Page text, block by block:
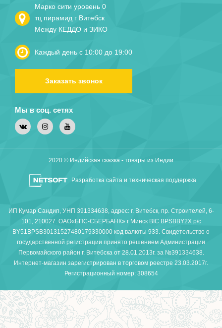
Марко сити уровень 0
тц пирамид г Витебск
Между КЕДДО и ЗИКО
Каждый день с 10:00 до 19:00
Заказать звонок
Мы в соц. сетях
Разработка сайта и техническая поддержка
2020 © Индийская сказка - товары из Индии
ИП Кумар Сандип, УНП 391334638, адрес: г. Витебск, пр. Строителей, 6-
101, 210027. ОАО«БПС-СБЕРБАНК» г Минск BIC BPSBBY2X р/с
BY51BPSB30131527480179330000 код валюты 933. Свидетельство о
государственной регистрации принято решением Администрации
Первомайского район г. Витебска от 28.01.2013г. за №391334638.
Интернет-магазин зарегистрирован в торговом реестре 23.03.2017г.
Регистрационный номер: 308654